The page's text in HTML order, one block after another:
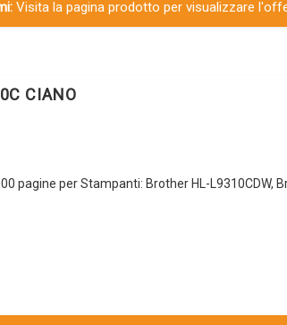
Visita la pagina prodotto per visualizzare
CIANO
pagine per Stampanti: Brother HL-L9310CDW,